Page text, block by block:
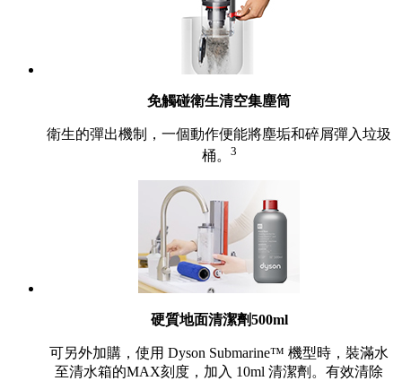
免觸碰衛生清空集塵筒
衛生的彈出機制，一個動作便能將塵垢和碎屑彈入垃圾
桶。 3
硬質地面清潔劑500ml
可另外加購，使用 Dyson Submarine™ 機型時，裝滿水
至清水箱的MAX刻度，加入 10ml 清潔劑。有效清除